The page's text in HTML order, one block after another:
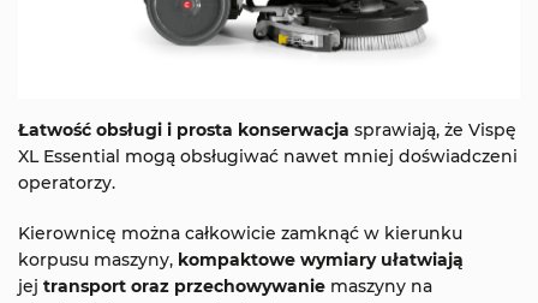
Łatwość obsługi i prosta konserwacja sprawiają, że Vispę
XL Essential mogą obsługiwać nawet mniej doświadczeni
operatorzy.
Kierownicę można całkowicie zamknąć w kierunku
korpusu maszyny, kompaktowe wymiary ułatwiają
jej transport oraz przechowywanie maszyny na